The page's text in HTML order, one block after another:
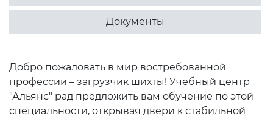
Документы
Добро пожаловать в мир востребованной
профессии – загрузчик шихты! Учебный центр
"Альянс" рад предложить вам обучение по этой
специальности, открывая двери к стабильной